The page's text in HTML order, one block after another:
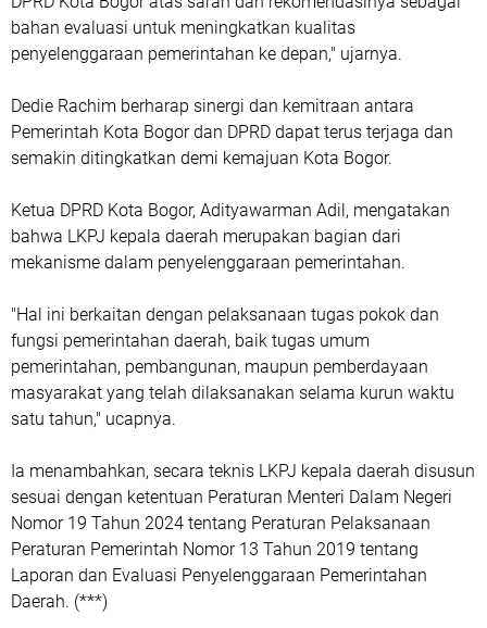
bahan evaluasi untuk meningkatkan kualitas
penyelenggaraan pemerintahan ke depan," ujarnya.
Dedie Rachim berharap sinergi dan kemitraan antara
Pemerintah Kota Bogor dan DPRD dapat terus terjaga dan
semakin ditingkatkan demi kemajuan Kota Bogor.
Ketua DPRD Kota Bogor, Adityawarman Adil, mengatakan
bahwa LKPJ kepala daerah merupakan bagian dari
mekanisme dalam penyelenggaraan pemerintahan.
"Hal ini berkaitan dengan pelaksanaan tugas pokok dan
fungsi pemerintahan daerah, baik tugas umum
pemerintahan, pembangunan, maupun pemberdayaan
masyarakat yang telah dilaksanakan selama kurun waktu
satu tahun," ucapnya.
Ia menambahkan, secara teknis LKPJ kepala daerah disusun
sesuai dengan ketentuan Peraturan Menteri Dalam Negeri
Nomor 19 Tahun 2024 tentang Peraturan Pelaksanaan
Peraturan Pemerintah Nomor 13 Tahun 2019 tentang
Laporan dan Evaluasi Penyelenggaraan Pemerintahan
Daerah. (***)